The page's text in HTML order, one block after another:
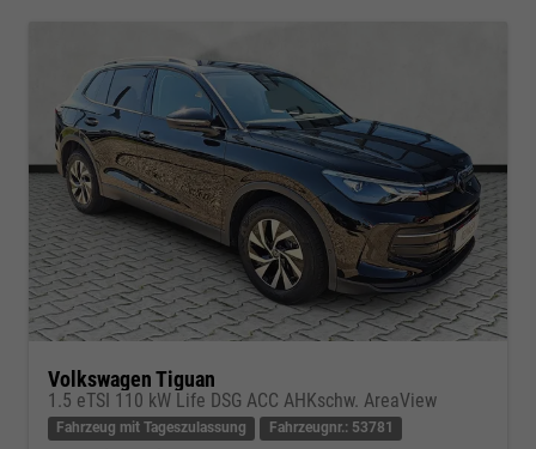
Volkswagen Tiguan
1.5 eTSI 110 kW Life DSG ACC AHKschw. AreaView
Fahrzeug mit Tageszulassung Fahrzeugnr.: 53781